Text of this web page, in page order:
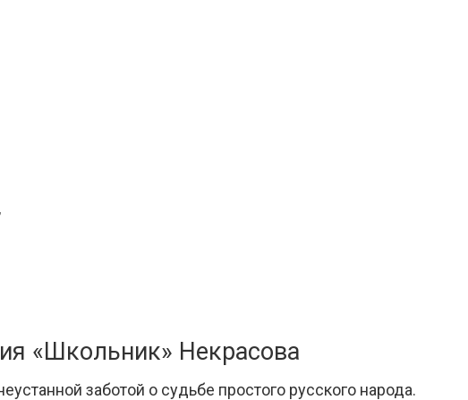
«Школьник» Некрасова
заботой о судьбе простого русского народа.